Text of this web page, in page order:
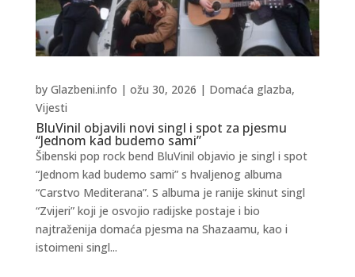
BluVinil objavili novi singl i spot za pjesmu
“Jednom kad budemo sami”
by Glazbeni.info | ožu 30, 2026 | Domaća glazba,
Vijesti
Šibenski pop rock bend BluVinil objavio je singl i spot
“Jednom kad budemo sami” s hvaljenog albuma
“Carstvo Mediterana”. S albuma je ranije skinut singl
“Zvijeri” koji je osvojio radijske postaje i bio
najtraženija domaća pjesma na Shazaamu, kao i
istoimeni singl...